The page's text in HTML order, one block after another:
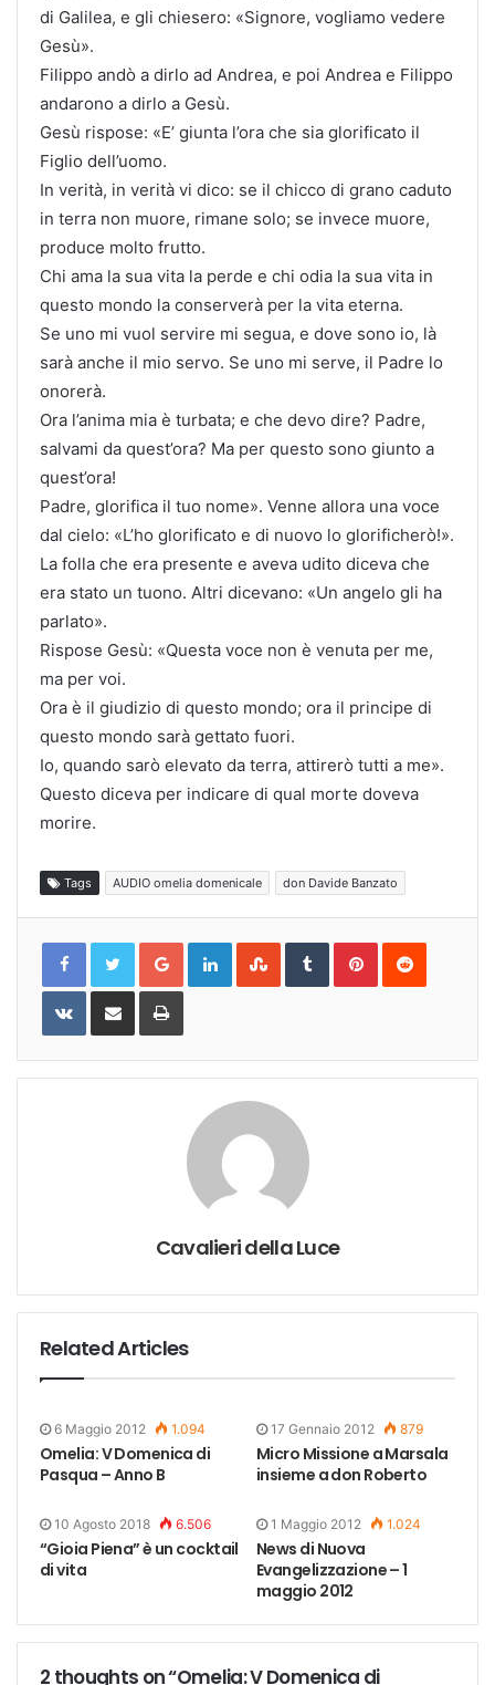
di Galilea, e gli chiesero: «Signore, vogliamo vedere
Gesù».
Filippo andò a dirlo ad Andrea, e poi Andrea e Filippo
andarono a dirlo a Gesù.
Gesù rispose: «E’ giunta l’ora che sia glorificato il
Figlio dell’uomo.
In verità, in verità vi dico: se il chicco di grano caduto
in terra non muore, rimane solo; se invece muore,
produce molto frutto.
Chi ama la sua vita la perde e chi odia la sua vita in
questo mondo la conserverà per la vita eterna.
Se uno mi vuol servire mi segua, e dove sono io, là
sarà anche il mio servo. Se uno mi serve, il Padre lo
onorerà.
Ora l’anima mia è turbata; e che devo dire? Padre,
salvami da quest’ora? Ma per questo sono giunto a
quest’ora!
Padre, glorifica il tuo nome». Venne allora una voce
dal cielo: «L’ho glorificato e di nuovo lo glorificherò!».
La folla che era presente e aveva udito diceva che
era stato un tuono. Altri dicevano: «Un angelo gli ha
parlato».
Rispose Gesù: «Questa voce non è venuta per me,
ma per voi.
Ora è il giudizio di questo mondo; ora il principe di
questo mondo sarà gettato fuori.
Io, quando sarò elevato da terra, attirerò tutti a me».
Questo diceva per indicare di qual morte doveva
morire.
Tags AUDIO omelia domenicale don Davide Banzato
Google+LinkedInStumbleUpon
TumblrPinterestReddit
VKontakteShare
Email
Print
Cavalieri della Luce
Related Articles
6 Maggio 2012 1.094
Omelia: V Domenica di
Pasqua – Anno B
17 Gennaio 2012 879
Micro Missione a Marsala
insieme a don Roberto
10 Agosto 2018 6.506
“Gioia Piena” è un cocktail
di vita
1 Maggio 2012 1.024
News di Nuova
Evangelizzazione – 1
maggio 2012
2 thoughts on “Omelia: V Domenica di